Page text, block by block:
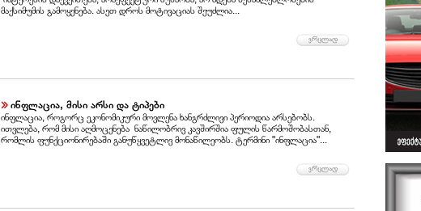
მაქსიმუმის გამოყენება. ასეთ დროს მოტივაციას შეუძლია...
ინფლაცია, მისი არსი და ტიპები
ინფლაცია, როგორც ეკონომიკური მოვლენა ხანგრძლივი პერიოდია არსებობს.
ითვლება, რომ მისი აღმოცენება ნაწილობრივ კავშირშია ფულის წარმოშობასთან,
რომლის ფუნქციონირებაში განუწყვეტლივ მონაწილეობს. ტერმინი "ინფლაცია"...